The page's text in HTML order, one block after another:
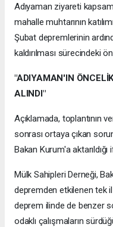
Adıyaman ziyareti
mahalle muhtarının
Şubat depremlerinin
kaldırılması sürecindeki
"ADIYAMAN'IN
ALINDI"
Açıklamada, toplantının
sonrası ortaya çıkan
Bakan Kurum'a aktarıldığı
Mülk Sahipleri Derneği,
depremden etkilenen tek il
deprem ilinde de benzer
odaklı çalışmaların